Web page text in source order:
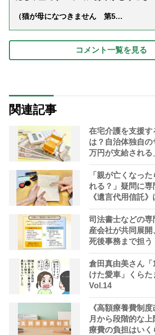
（猫が母になつきません 第500
コメント一覧を見る
関連記事
在宅介護を支援す
は？自治体独自
万円が支給される
解説】
「親が亡くなっ
れる？」疑問に専
《遺言代用信託
を引き出す方法や
司法書士などの
産会社が共同展開
死後事務まで担う
ト」の提供を開始
倉田真由美さん
けた愛車」くら
Vol.14
《高額療養費制
月から段階的な
療費の負担はいく